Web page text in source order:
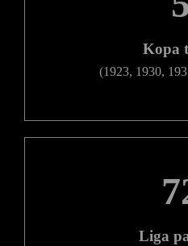
Kopa
(1923, 1930,
Liga